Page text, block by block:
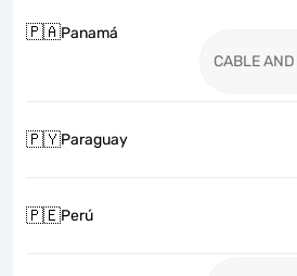
🇵🇦Panamá
CABLE
🇵🇾Paraguay
🇵🇪Perú